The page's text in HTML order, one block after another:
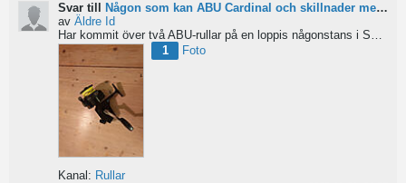
Svar till
Någon som kan ABU Cardinal och skillnader mellan äldre rullar?
av Äldre Id
Har kommit över två ABU-rullar på en loppis någonstans i Sverige. Servat själv nu. Den ena är en klassisk...
1
Foto
Kanal: Rullar